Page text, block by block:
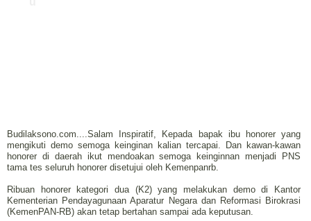
Budilaksono.com....Salam Inspiratif, Kepada bapak ibu honorer yang
mengikuti demo semoga keinginan kalian tercapai. Dan kawan-kawan
honorer di daerah ikut mendoakan semoga keinginnan menjadi PNS
tama tes seluruh honorer disetujui oleh Kemenpanrb.
Ribuan honorer kategori dua (K2) yang melakukan demo di Kantor
Kementerian Pendayagunaan Aparatur Negara dan Reformasi Birokrasi
(KemenPAN-RB) akan tetap bertahan sampai ada keputusan.